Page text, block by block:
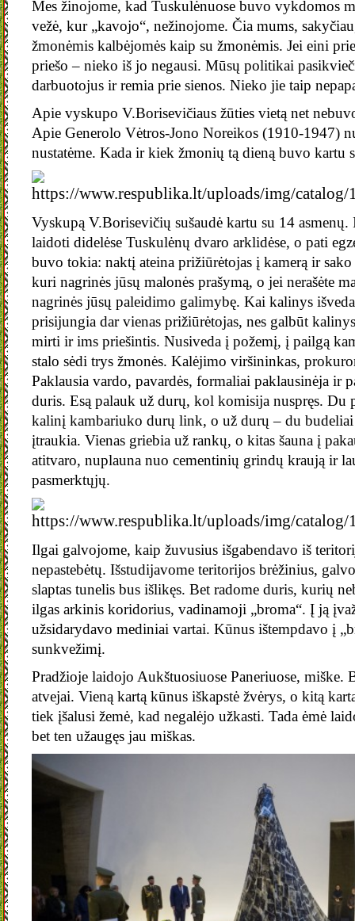
Mes žinojome, kad Tuskulėnuose buvo vykdomos
vežė, kur „kavojo“, nežinojome. Čia mums,
žmonėmis kalbėjomės kaip su žmonėmis. Jei eini
priešo – nieko iš jo negausi. Mūsų politikai
darbuotojus ir remia prie sienos. Nieko jie taip
Apie vyskupo V.Borisevičiaus žūties vietą net
Apie Generolo Vėtros-Jono Noreikos (1910-1947)
nustatėme. Kada ir kiek žmonių tą dieną buvo kartu
Vyskupą V.Borisevičių sušaudė kartu su 14 asmenų.
laidoti didelėse Tuskulėnų dvaro arklidėse, o pati
buvo tokia: naktį ateina prižiūrėtojas į kamerą ir
kuri nagrinės jūsų malonės prašymą, o jei nerašėte
nagrinės jūsų paleidimo galimybę. Kai kalinys
prisijungia dar vienas prižiūrėtojas, nes galbūt
mirti ir ims priešintis. Nusiveda į požemį, į pailgą
stalo sėdi trys žmonės. Kalėjimo viršininkas,
Paklausia vardo, pavardės, formaliai paklausinėja ir
duris. Esą palauk už durų, kol komisija nuspręs. Du
kalinį kambariuko durų link, o už durų – du
įtraukia. Vienas griebia už rankų, o kitas šauna į
atitvaro, nuplauna nuo cementinių grindų kraują ir
pasmerktųjų.
Ilgai galvojome, kaip žuvusius išgabendavo iš
nepastebėtų. Išstudijavome teritorijos brėžinius,
slaptas tunelis bus išlikęs. Bet radome duris, kurių
ilgas arkinis koridorius, vadinamoji „broma“. Į ją
užsidarydavo mediniai vartai. Kūnus ištempdavo į
sunkvežimį.
Pradžioje laidojo Aukštuosiuose Paneriuose, miške.
atvejai. Vieną kartą kūnus iškapstė žvėrys, o kitą
tiek įšalusi žemė, kad negalėjo užkasti. Tada ėmė
bet ten užaugęs jau miškas.